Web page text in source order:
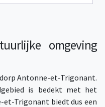
omgeving
Antonne-et-Trigonant.
is bedekt met het
et-Trigonant biedt dus een